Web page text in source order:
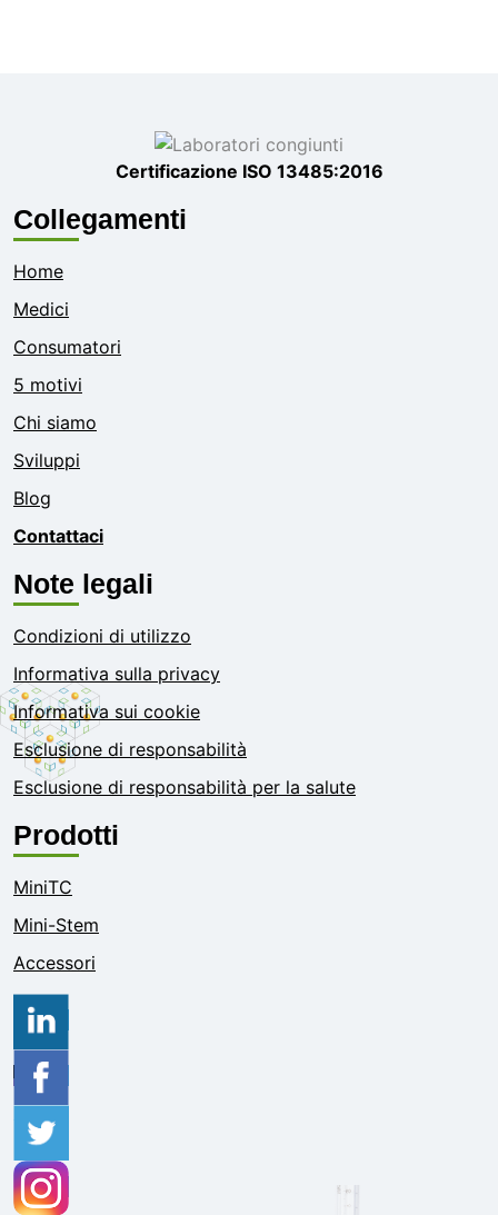
Certificazione ISO 13485:2016
Collegamenti
Home
Medici
Consumatori
5 motivi
Chi siamo
Sviluppi
Blog
Contattaci
Note legali
Condizioni di utilizzo
Informativa sulla privacy
Informativa sui cookie
Esclusione di responsabilità
Esclusione di responsabilità per la salute
Prodotti
MiniTC
Mini-Stem
Accessori